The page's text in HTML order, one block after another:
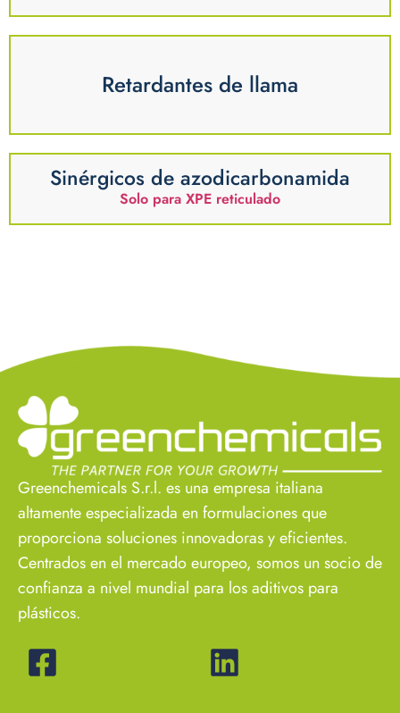
Retardantes de llama
Sinérgicos de azodicarbonamida
Solo para XPE reticulado
Greenchemicals S.r.l. es una empresa italiana
altamente especializada en formulaciones que
proporciona soluciones innovadoras y eficientes.
Centrados en el mercado europeo, somos un socio de
confianza a nivel mundial para los aditivos para
plásticos.